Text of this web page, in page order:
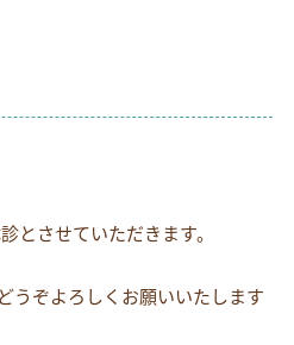
とさせていただきます。
うぞよろしくお願いいたします